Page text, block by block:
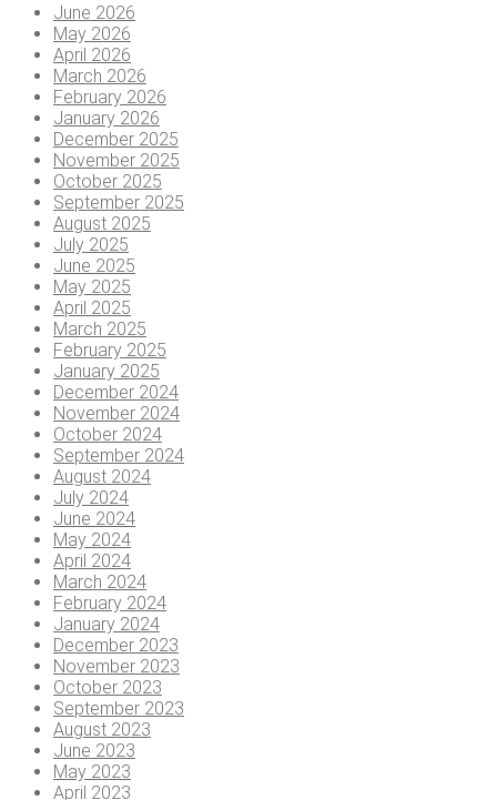
June 2026
May 2026
April 2026
March 2026
February 2026
January 2026
December 2025
November 2025
October 2025
September 2025
August 2025
July 2025
June 2025
May 2025
April 2025
March 2025
February 2025
January 2025
December 2024
November 2024
October 2024
September 2024
August 2024
July 2024
June 2024
May 2024
April 2024
March 2024
February 2024
January 2024
December 2023
November 2023
October 2023
September 2023
August 2023
June 2023
May 2023
April 2023